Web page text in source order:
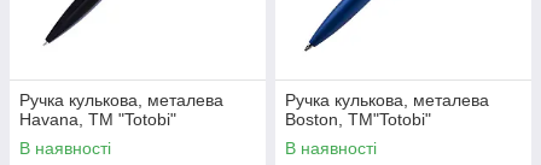
Ручка кулькова, металева
Havana, ТМ "Totobi"
В наявності
Ручка кулькова, металева
Boston, ТМ"Totobi"
В наявності